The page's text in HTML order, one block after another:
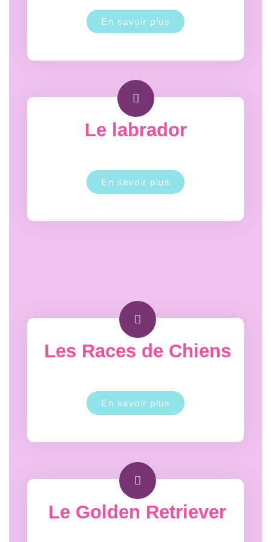
En savoir plus
Le labrador
En savoir plus
Les Races de Chiens
En savoir plus
Le Golden Retriever